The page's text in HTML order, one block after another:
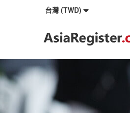
台灣 (TWD)